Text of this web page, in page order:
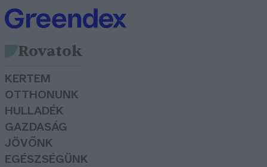
Rovatok
KERTEM
OTTHONUNK
HULLADÉK
GAZDASÁG
JÖVŐNK
EGÉSZSÉGÜNK